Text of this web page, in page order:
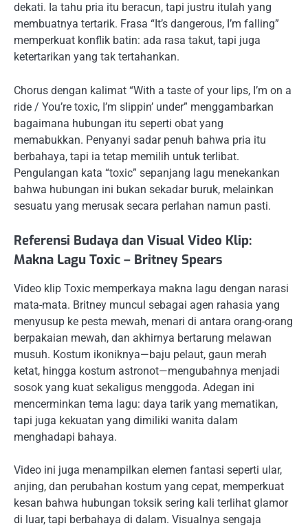
dekati. Ia tahu pria itu beracun, tapi justru itulah yang
membuatnya tertarik. Frasa “It’s dangerous, I’m falling”
memperkuat konflik batin: ada rasa takut, tapi juga
ketertarikan yang tak tertahankan.
Chorus dengan kalimat “With a taste of your lips, I’m on a
ride / You’re toxic, I’m slippin’ under” menggambarkan
bagaimana hubungan itu seperti obat yang
memabukkan. Penyanyi sadar penuh bahwa pria itu
berbahaya, tapi ia tetap memilih untuk terlibat.
Pengulangan kata “toxic” sepanjang lagu menekankan
bahwa hubungan ini bukan sekadar buruk, melainkan
sesuatu yang merusak secara perlahan namun pasti.
Referensi Budaya dan Visual Video Klip:
Makna Lagu Toxic – Britney Spears
Video klip Toxic memperkaya makna lagu dengan narasi
mata-mata. Britney muncul sebagai agen rahasia yang
menyusup ke pesta mewah, menari di antara orang-orang
berpakaian mewah, dan akhirnya bertarung melawan
musuh. Kostum ikoniknya—baju pelaut, gaun merah
ketat, hingga kostum astronot—mengubahnya menjadi
sosok yang kuat sekaligus menggoda. Adegan ini
mencerminkan tema lagu: daya tarik yang mematikan,
tapi juga kekuatan yang dimiliki wanita dalam
menghadapi bahaya.
Video ini juga menampilkan elemen fantasi seperti ular,
anjing, dan perubahan kostum yang cepat, memperkuat
kesan bahwa hubungan toksik sering kali terlihat glamor
di luar, tapi berbahaya di dalam. Visualnya sengaja